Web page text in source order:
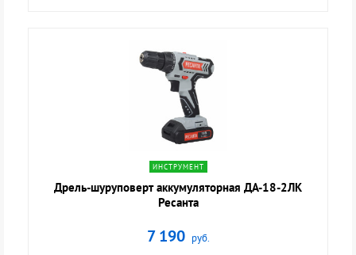
ИНСТРУМЕНТ
Дрель-шуруповерт аккумуляторная ДА-18-2ЛК
Ресанта
7 190 руб.